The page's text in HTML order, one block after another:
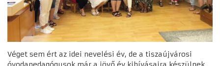
Véget sem ért az idei nevelési év, de a tiszaújvárosi